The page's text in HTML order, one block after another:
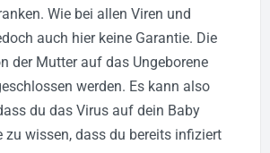
Wie bei allen Viren und
auch hier keine Garantie. Die
der Mutter auf das Ungeborene
werden. Es kann also
du das Virus auf dein Baby
zu wissen, dass du bereits infiziert